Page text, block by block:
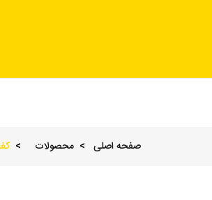
صفحه اصلی محصولات